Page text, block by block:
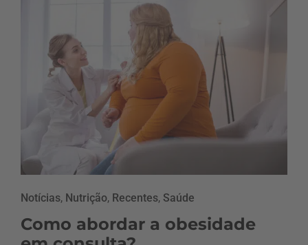
Notícias, Nutrição, Recentes, Saúde
Como abordar a obesidade